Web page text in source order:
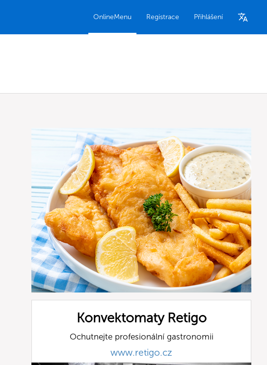
OnlineMenu Registrace Přihlášení
Konvektomaty Retigo
Ochutnejte profesionální gastronomii
www.retigo.cz